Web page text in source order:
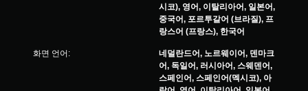
시코), 영어, 이탈리아어, 일본어,
중국어, 포르투갈어 (브라질), 프
랑스어 (프랑스), 한국어
화면 언어:
네덜란드어, 노르웨이어, 덴마크
어, 독일어, 러시아어, 스웨덴어,
스페인어, 스페인어(멕시코), 아